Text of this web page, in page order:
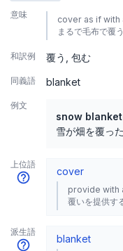
意味
cover as if with
まるで毛布で覆
和訳例 覆う 包む
同義語 blanket
例文
snow
雪が畑を覆った
上位語
cover
provide with
覆いを提供す
派生語
blanket